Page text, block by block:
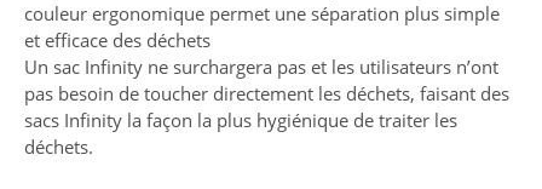
couleur ergonomique permet une séparation plus simple
et efficace des déchets
Un sac Infinity ne surchargera pas et les utilisateurs n’ont
pas besoin de toucher directement les déchets, faisant des
sacs Infinity la façon la plus hygiénique de traiter les
déchets.